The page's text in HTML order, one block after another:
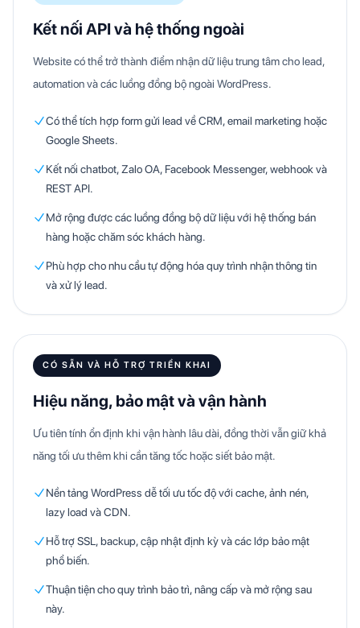
Kết nối API và hệ thống ngoài
Website có thể trở thành điểm nhận dữ liệu trung tâm cho lead,
automation và các luồng đồng bộ ngoài WordPress.
Có thể tích hợp form gửi lead về CRM, email marketing hoặc
Google Sheets.
Kết nối chatbot, Zalo OA, Facebook Messenger, webhook và
REST API.
Mở rộng được các luồng đồng bộ dữ liệu với hệ thống bán
hàng hoặc chăm sóc khách hàng.
Phù hợp cho nhu cầu tự động hóa quy trình nhận thông tin
và xử lý lead.
CÓ SẴN VÀ HỖ TRỢ TRIỂN KHAI
Hiệu năng, bảo mật và vận hành
Ưu tiên tính ổn định khi vận hành lâu dài, đồng thời vẫn giữ khả
năng tối ưu thêm khi cần tăng tốc hoặc siết bảo mật.
Nền tảng WordPress dễ tối ưu tốc độ với cache, ảnh nén,
lazy load và CDN.
Hỗ trợ SSL, backup, cập nhật định kỳ và các lớp bảo mật
phổ biến.
Thuận tiện cho quy trình bảo trì, nâng cấp và mở rộng sau
này.